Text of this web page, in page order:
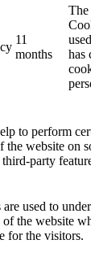
11
months
The
has
to perform
the website on
party
used to
of the website
for the visitors.